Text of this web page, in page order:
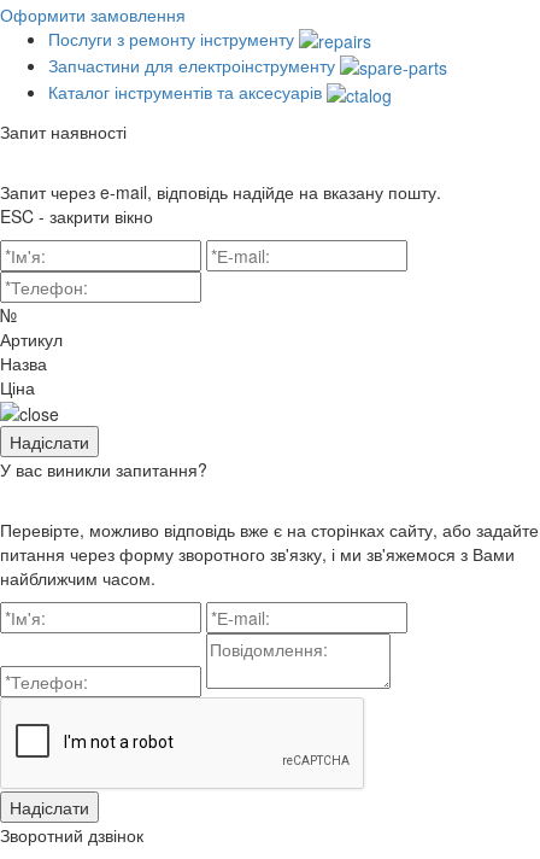
Оформити замовлення
Послуги з ремонту інструменту
Запчастини для електроінструменту
Каталог інструментів та аксесуарів
Запит наявності
Запит через e-mail, відповідь надійде на вказану пошту.
ESC - закрити вікно
№
Артикул
Назва
Ціна
У вас виникли запитання?
Перевірте, можливо відповідь вже є на сторінках сайту, або задайте
питання через форму зворотного зв'язку, і ми зв'яжемося з Вами
найближчим часом.
Зворотний дзвінок